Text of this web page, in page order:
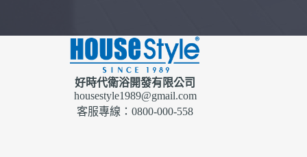
好時代衛浴開發有限公司
housestyle1989@gmail.com
客服專線：0800-000-558